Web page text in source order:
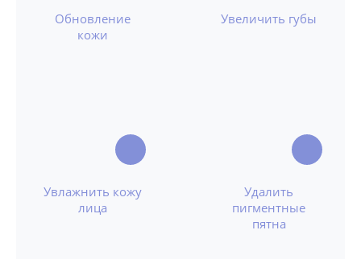
Обновление
кожи
Увеличить губы
Увлажнить кожу
лица
Удалить
пигментные
пятна